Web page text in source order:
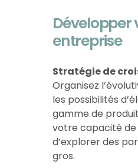
Développer
entreprise
Stratégie de
Organisez
les possibilités
gamme de
votre capacité
d’explorer des
gros.